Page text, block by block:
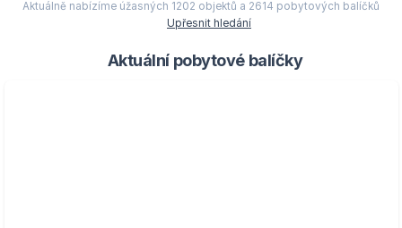
Aktuálně nabízíme úžasných 1202 objektů a 2614 pobytových balíčků
Upřesnit hledání
Aktuální pobytové balíčky